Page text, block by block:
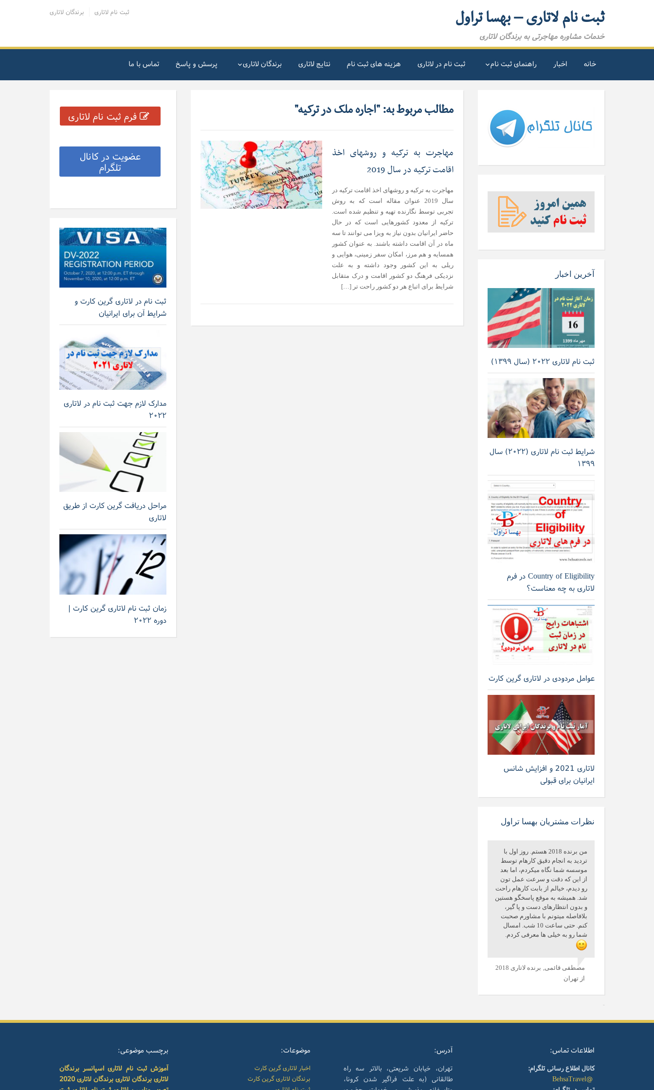
ثبت نام لاتاری – بهسا تراول
خدمات مشاوره مهاجرتی به برندگان لاتاری
برندگان لاتاری ثبت نام لاتاری
خانه اخبار راهنمای ثبت نام ثبت نام در لاتاری هزینه های ثبت نام نتایج لاتاری برندگان لاتاری پرسش و پاسخ تماس با ما
فرم ثبت نام لاتاری
عضویت در کانال
تلگرام
ثبت نام در لاتاری گرین کارت و
شرایط آن برای ایرانیان
مدارک لازم جهت ثبت نام در لاتاری
۲۰۲۲
مراحل دریافت گرین کارت از طریق
لاتاری
زمان ثبت نام لاتاری گرین کارت |
دوره ۲۰۲۲
مطالب مربوط به: "اجاره ملک در ترکیه"
مهاجرت به ترکیه و روشهای اخذ
اقامت ترکیه در سال 2019
مهاجرت به ترکیه و روشهای اخذ اقامت ترکیه در
سال 2019 عنوان مقاله است که به روش
تجربی توسط نگارنده تهیه و تنظیم شده است.
ترکیه از معدود کشورهایی است که در حال
حاضر ایرانیان بدون نیاز به ویزا می توانند تا سه
ماه در آن اقامت داشته باشند. به عنوان کشور
همسایه و هم مرز، امکان سفر زمینی، هوایی و
ریلی به این کشور وجود داشته و به علت
نزدیکی فرهنگ دو کشور اقامت و درک متقابل
شرایط برای اتباع هر دو کشور راحت تر […]
آخرین اخبار
ثبت نام لاتاری ۲۰۲۲ (سال ۱۳۹۹)
شرایط ثبت نام لاتاری (۲۰۲۲) سال
۱۳۹۹
Country of Eligibility در فرم
لاتاری به چه معناست؟
عوامل مردودی در لاتاری گرین کارت
لاتاری 2021 و افزایش شانس
ایرانیان برای قبولی
نظرات مشتریان بهسا تراول
من برنده 2018 هستم. روز اول با
تردید به انجام دقیق کارهام توسط
موسسه شما نگاه میکردم، اما بعد
از این که دقت و سرعت عمل تون
رو دیدم، خیالم از بابت کارهام راحت
شد. همیشه به موقع پاسخگو هستین
و بدون انتظارهای دست و پا گیر،
بلافاصله میتونم با مشاورم صحبت
کنم. حتی ساعت 10 شب. امسال
شما رو به خیلی ها معرفی کردم.
مصطفی قائمی,
برنده لاتاری 2018
از تهران
برچسب موضوعی:
آموزش ثبت نام لاتاری اسپانسر برندگان
لاتاری برندگان لاتاری برندگان لاتاری 2020
موضوعات:
اخبار لاتاری گرین کارت
برندگان لاتاری گرین کارت
آدرس:
تهران، خیابان شریعتی، بالاتر سه راه
طالقانی (به علت فراگیر شدن کرونا،
اطلاعات تماس:
کانال اطلاع رسانی تلگرام:
@BehsaTravel